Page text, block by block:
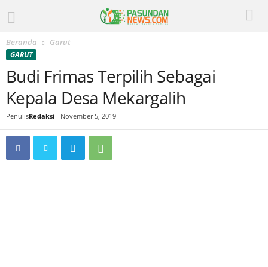
Beranda Garut
GARUT
Budi Frimas Terpilih Sebagai
Kepala Desa Mekargalih
PenulisRedaksi - November 5, 2019